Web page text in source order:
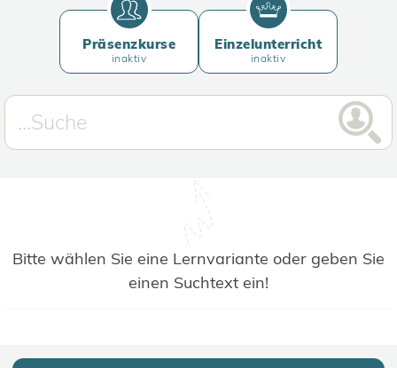
Präsenzkurse
inaktiv
Einzelunterricht
inaktiv
Bitte wählen Sie eine Lernvariante oder geben Sie
einen Suchtext ein!